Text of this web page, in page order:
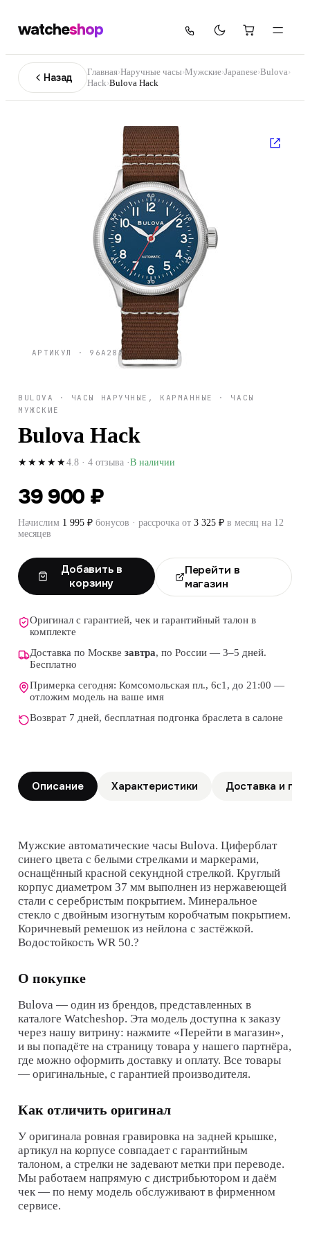
watcheshop
Назад Главная›Наручные часы›Мужские›Japanese›Bulova›
Hack›Bulova Hack
АРТИКУЛ · 96A282
BULOVA · ЧАСЫ НАРУЧНЫЕ, КАРМАННЫЕ · ЧАСЫ
МУЖСКИЕ
Bulova Hack
★★★★★4.8 · 4 отзыва ·В наличии
39 900 ₽
Начислим 1 995 ₽ бонусов · рассрочка от 3 325 ₽ в месяц на 12
месяцев
Добавить в
корзину
Перейти в
магазин
Оригинал с гарантией, чек и гарантийный талон в
комплекте
Доставка по Москве завтра, по России — 3–5 дней.
Бесплатно
Примерка сегодня: Комсомольская пл., 6с1, до 21:00 —
отложим модель на ваше имя
Возврат 7 дней, бесплатная подгонка браслета в салоне
Описание Характеристики Доставка и
Мужские автоматические часы Bulova. Циферблат
синего цвета с белыми стрелками и маркерами,
оснащённый красной секундной стрелкой. Круглый
корпус диаметром 37 мм выполнен из нержавеющей
стали с серебристым покрытием. Минеральное
стекло с двойным изогнутым коробчатым покрытием.
Коричневый ремешок из нейлона с застёжкой.
Водостойкость WR 50.?
О покупке
Bulova — один из брендов, представленных в
каталоге Watcheshop. Эта модель доступна к заказу
через нашу витрину: нажмите «Перейти в магазин»,
и вы попадёте на страницу товара у нашего партнёра,
где можно оформить доставку и оплату. Все товары
— оригинальные, с гарантией производителя.
Как отличить оригинал
У оригинала ровная гравировка на задней крышке,
артикул на корпусе совпадает с гарантийным
талоном, а стрелки не задевают метки при переводе.
Мы работаем напрямую с дистрибьютором и даём
чек — по нему модель обслуживают в фирменном
сервисе.